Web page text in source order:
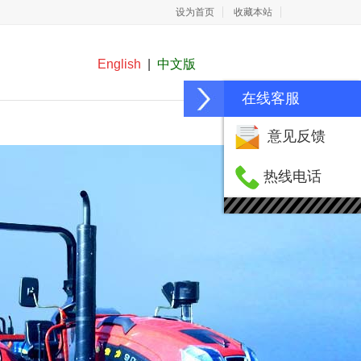
在线客服
意见反馈
热线电话
设为首页 收藏本站
English 中文版